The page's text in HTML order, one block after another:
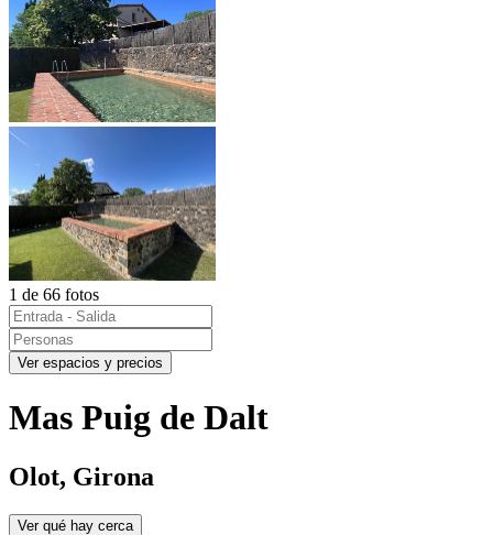
1 de 66 fotos
Ver espacios y precios
Mas Puig de Dalt
Olot, Girona
Ver qué hay cerca